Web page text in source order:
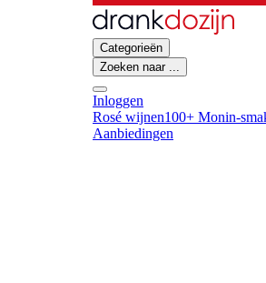
Categorieën
Zoeken naar ...
Inloggen
Rosé wijnen100+ Monin-
Aanbiedingen